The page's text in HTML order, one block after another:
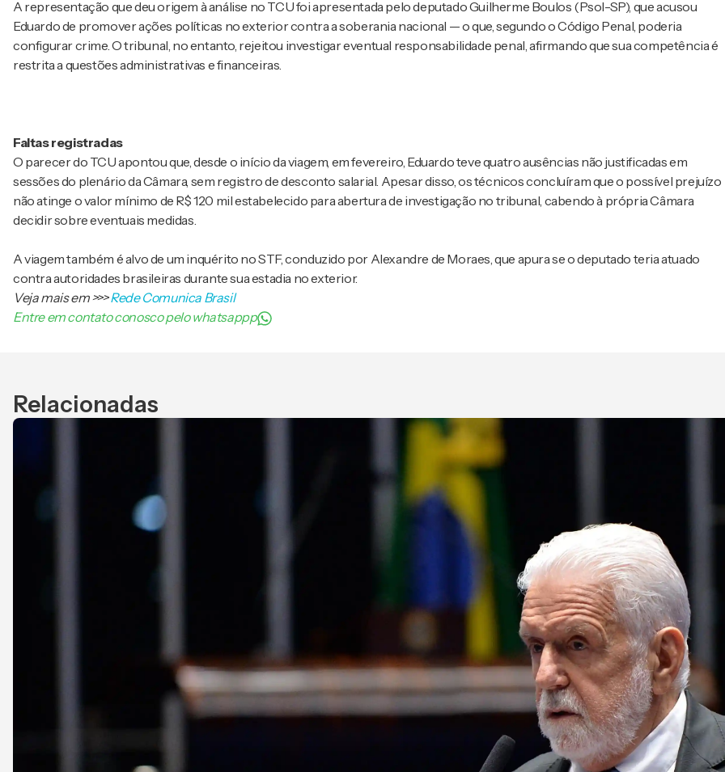
A representação que deu origem à análise no TCU foi apresentada pelo deputado Guilherme Boulos (Psol-SP), que acusou
Eduardo de promover ações políticas no exterior contra a soberania nacional — o que, segundo o Código Penal, poderia
configurar crime. O tribunal, no entanto, rejeitou investigar eventual responsabilidade penal, afirmando que sua competência é
restrita a questões administrativas e financeiras.
Faltas registradas
O parecer do TCU apontou que, desde o início da viagem, em fevereiro, Eduardo teve quatro ausências não justificadas em
sessões do plenário da Câmara, sem registro de desconto salarial. Apesar disso, os técnicos concluíram que o possível prejuízo
não atinge o valor mínimo de R$ 120 mil estabelecido para abertura de investigação no tribunal, cabendo à própria Câmara
decidir sobre eventuais medidas.
A viagem também é alvo de um inquérito no STF, conduzido por Alexandre de Moraes, que apura se o deputado teria atuado
contra autoridades brasileiras durante sua estadia no exterior.
Veja mais em>>>Rede Comunica Brasil
Entre em contato conosco pelo whatsappp
Relacionadas